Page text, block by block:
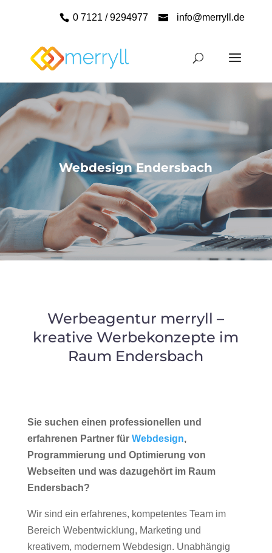
0 7121 / 9294977 info@merryll.de
Webdesign Endersbach
Werbeagentur merryll –
kreative Werbekonzepte im
Raum Endersbach
Sie suchen einen professionellen und
erfahrenen Partner für Webdesign,
Programmierung und Optimierung von
Webseiten und was dazugehört im Raum
Endersbach?
Wir sind ein erfahrenes, kompetentes Team im
Bereich Webentwicklung, Marketing und
kreativem, modernem Webdesign. Unabhängig